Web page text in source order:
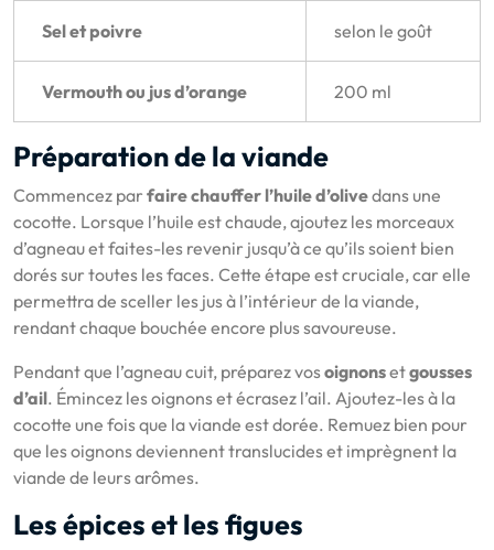
Sel et poivre selon le goût
Vermouth ou jus d’orange 200 ml
Préparation de la viande
Commencez par faire chauffer l’huile d’olivedans une
cocotte. Lorsque l’huile est chaude, ajoutez les morceaux
d’agneau et faites-les revenir jusqu’à ce qu’ils soient bien
dorés sur toutes les faces. Cette étape est cruciale, car elle
permettra de sceller les jus à l’intérieur de la viande,
rendant chaque bouchée encore plus savoureuse.
Pendant que l’agneau cuit, préparez vosoignonsetgousses
d’ail. Émincez les oignons et écrasez l’ail. Ajoutez-les à la
cocotte une fois que la viande est dorée. Remuez bien pour
que les oignons deviennent translucides et imprègnent la
viande de leurs arômes.
Les épices et les figues